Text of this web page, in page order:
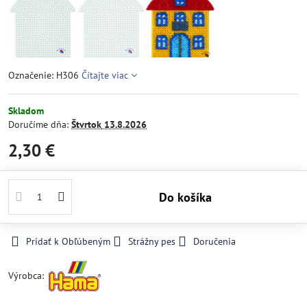
Označenie: H306 Čítajte viac
Skladom
Doručíme dňa: Štvrtok 13.8.2026
2,30 €
Do košíka
Pridať k Obľúbeným Strážny pes Doručenia
Výrobca: